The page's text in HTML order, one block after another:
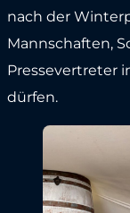
nach der
Mannschaften,
Pressevertreter
dürfen.